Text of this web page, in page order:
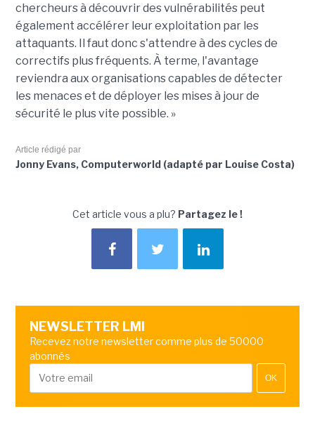
chercheurs à découvrir des vulnérabilités peut
également accélérer leur exploitation par les
attaquants. Il faut donc s'attendre à des cycles de
correctifs plus fréquents. À terme, l'avantage
reviendra aux organisations capables de détecter
les menaces et de déployer les mises à jour de
sécurité le plus vite possible. »
Article rédigé par
Jonny Evans, Computerworld (adapté par Louise Costa)
Cet article vous a plu? Partagez le !
NEWSLETTER LMI
Recevez notre newsletter comme plus de 50000
abonnés
OK